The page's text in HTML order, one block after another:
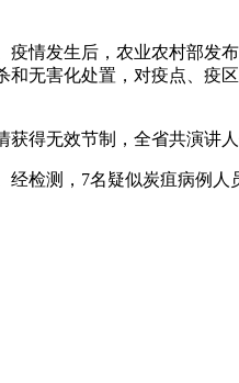
情发生后，农业农村部发
无害化处置，对疫点、疫
得无效节制，全省共演讲人
检测，7名疑似炭疽病例人